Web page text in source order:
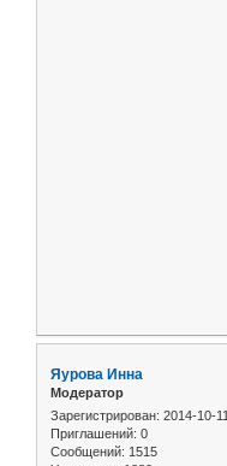
Яурова Инна
Модератор
Зарегистрирован: 2014-10-11
Приглашений: 0
Сообщений: 1515